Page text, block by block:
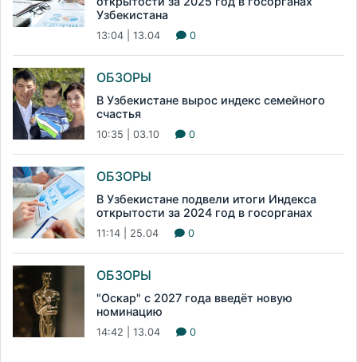
Узбекистана
13:04 | 13.04 0
ОБЗОРЫ
В Узбекистане вырос индекс семейного
счастья
10:35 | 03.10 0
ОБЗОРЫ
В Узбекистане подвели итоги Индекса
открытости за 2024 год в госорганах
11:14 | 25.04 0
ОБЗОРЫ
"Оскар" с 2027 года введёт новую
номинацию
14:42 | 13.04 0